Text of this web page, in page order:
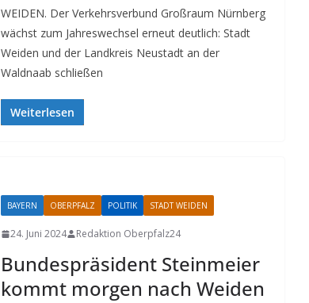
WEIDEN. Der Verkehrsverbund Großraum Nürnberg
wächst zum Jahreswechsel erneut deutlich: Stadt
Weiden und der Landkreis Neustadt an der
Waldnaab schließen
Weiterlesen
BAYERN OBERPFALZ POLITIK STADT WEIDEN
24. Juni 2024 Redaktion Oberpfalz24
Bundespräsident Steinmeier
kommt morgen nach Weiden